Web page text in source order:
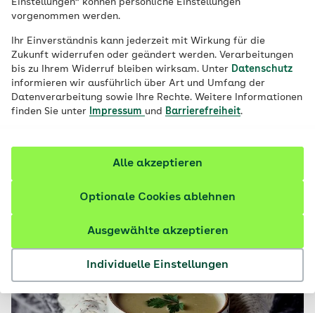
Einstellungen“ können persönliche Einstellungen
vorgenommen werden.
Ihr Einverständnis kann jederzeit mit Wirkung für die
Zukunft widerrufen oder geändert werden. Verarbeitungen
bis zu Ihrem Widerruf bleiben wirksam. Unter Datenschutz
informieren wir ausführlich über Art und Umfang der
Datenverarbeitung sowie Ihre Rechte. Weitere Informationen
finden Sie unter
Impressum und Barrierefreiheit.
Individuelle Einstellungen
Ausgewählte akzeptieren
Optionale Cookies ablehnen
Alle akzeptieren
Snacken erlaubt? So passen Obst und
Diabetes zusammen
Oft sind Betroffene unsicher, ob sie Obst noch essen
dürfen. Doch wer ein paar Punkte beachtet, darf
frisches Obst weiterhin voll genießen.
11 Artikel zu AOK Hessen Rezepte & Trends